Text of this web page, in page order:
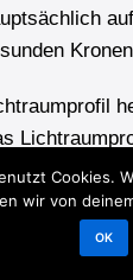
die über
m) und
Cookies.
wir von
OK